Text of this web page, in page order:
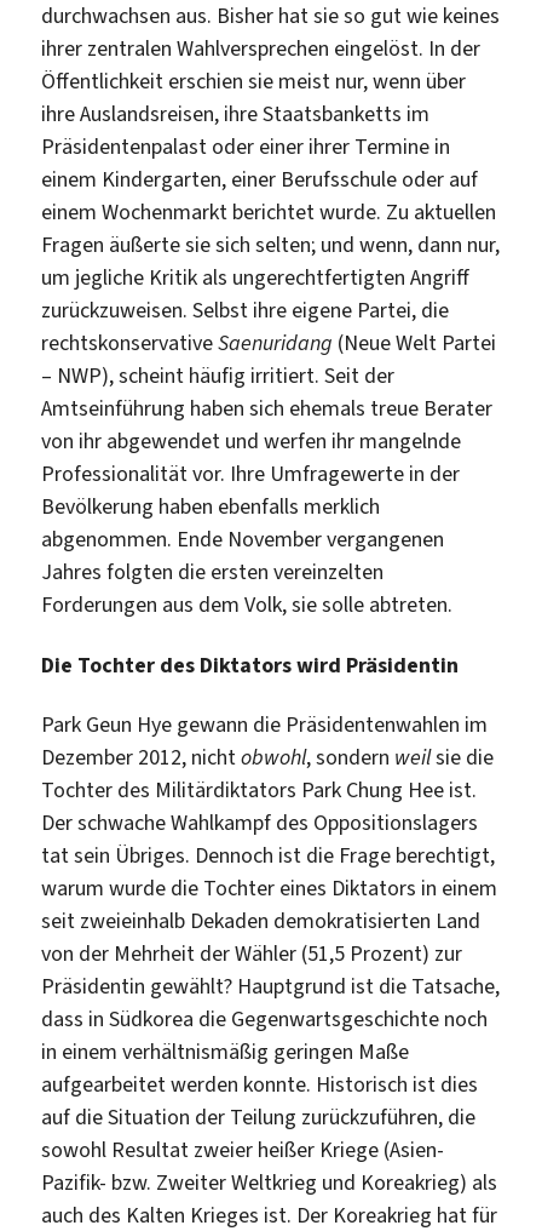
durchwachsen aus. Bisher hat sie so gut wie keines
ihrer zentralen Wahlversprechen eingelöst. In der
Öffentlichkeit erschien sie meist nur, wenn über
ihre Auslandsreisen, ihre Staatsbanketts im
Präsidentenpalast oder einer ihrer Termine in
einem Kindergarten, einer Berufsschule oder auf
einem Wochenmarkt berichtet wurde. Zu aktuellen
Fragen äußerte sie sich selten; und wenn, dann nur,
um jegliche Kritik als ungerechtfertigten Angriff
zurückzuweisen. Selbst ihre eigene Partei, die
rechtskonservativeSaenuridang (Neue Welt Partei
– NWP), scheint häufig irritiert. Seit der
Amtseinführung haben sich ehemals treue Berater
von ihr abgewendet und werfen ihr mangelnde
Professionalität vor. Ihre Umfragewerte in der
Bevölkerung haben ebenfalls merklich
abgenommen. Ende November vergangenen
Jahres folgten die ersten vereinzelten
Forderungen aus dem Volk, sie solle abtreten.
Die Tochter des Diktators wird Präsidentin
Park Geun Hye gewann die Präsidentenwahlen im
Dezember 2012, nichtobwohl, sondern weilsie die
Tochter des Militärdiktators Park Chung Hee ist.
Der schwache Wahlkampf des Oppositionslagers
tat sein Übriges. Dennoch ist die Frage berechtigt,
warum wurde die Tochter eines Diktators in einem
seit zweieinhalb Dekaden demokratisierten Land
von der Mehrheit der Wähler (51,5 Prozent) zur
Präsidentin gewählt? Hauptgrund ist die Tatsache,
dass in Südkorea die Gegenwartsgeschichte noch
in einem verhältnismäßig geringen Maße
aufgearbeitet werden konnte. Historisch ist dies
auf die Situation der Teilung zurückzuführen, die
sowohl Resultat zweier heißer Kriege (Asien-
Pazifik- bzw. Zweiter Weltkrieg und Koreakrieg) als
auch des Kalten Krieges ist. Der Koreakrieg hat für